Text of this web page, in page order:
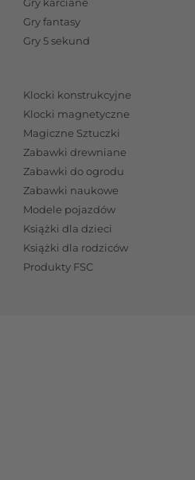
Gry karciane
Gry fantasy
Gry 5 sekund
Klocki konstrukcyjne
Klocki magnetyczne
Magiczne Sztuczki
Zabawki drewniane
Zabawki do ogrodu
Zabawki naukowe
Modele pojazdów
Książki dla dzieci
Książki dla rodziców
Produkty FSC